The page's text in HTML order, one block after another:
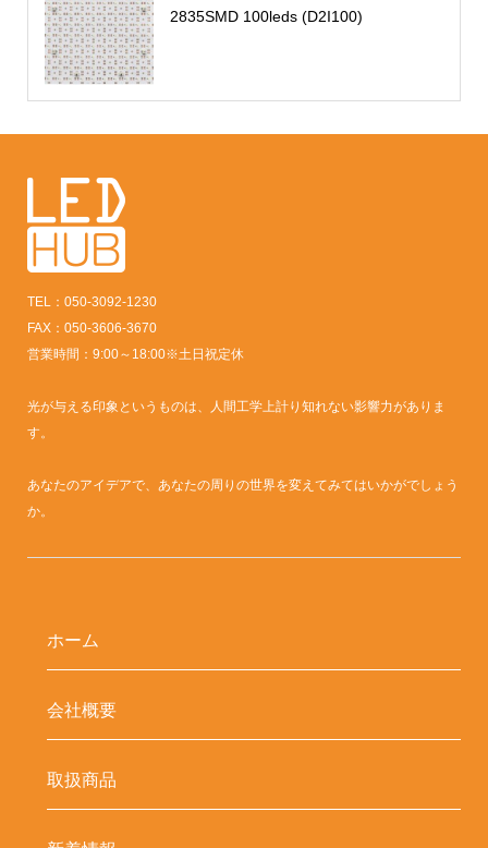
2835SMD 100leds (D2I100)
TEL：050-3092-1230
FAX：050-3606-3670
営業時間：9:00～18:00※土日祝定休
光が与える印象というものは、人間工学上計り知れない影響力がありま
す。
あなたのアイデアで、あなたの周りの世界を変えてみてはいかがでしょう
か。
ホーム
会社概要
取扱商品